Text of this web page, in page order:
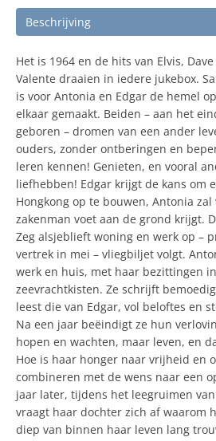
Beschrijving
Het is 1964 en de hits van Elvis,
Valente draaien in iedere jukebox.
is voor Antonia en Edgar de hemel
elkaar gemaakt. Beiden – aan het
geboren – dromen van een ander
ouders, zonder ontberingen en
leren kennen! Genieten, en vooral
liefhebben! Edgar krijgt de kans om
Hongkong op te bouwen, Antonia
zakenman voet aan de grond krijgt.
Zeg alsjeblieft woning en werk op –
vertrek in mei – vliegbiljet volgt.
werk en huis, met haar bezittingen
zeevrachtkisten. Ze schrijft
leest die van Edgar, vol beloftes en
Na een jaar beëindigt ze hun
hopen en wachten, maar leven, en
Hoe is haar honger naar vrijheid en
combineren met de wens naar een
jaar later, tijdens het leegruimen van
vraagt haar dochter zich af waarom
diep van binnen haar leven lang